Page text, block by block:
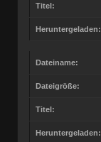
Titel:
Heruntergeladen:
Dateiname:
Dateigröße:
Titel:
Heruntergeladen: